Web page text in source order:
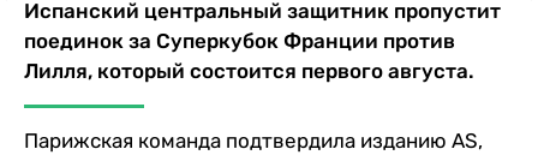
Испанский центральный защитник пропустит
поединок за Суперкубок Франции против
Лилля, который состоится первого августа.
Парижская команда подтвердила изданию AS,